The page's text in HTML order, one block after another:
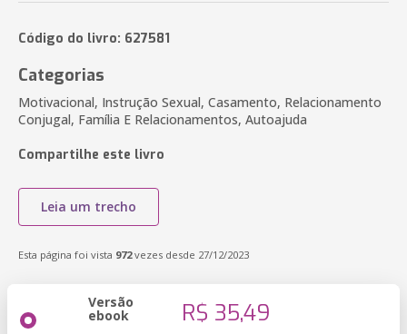
Código do livro: 627581
Categorias
Motivacional, Instrução Sexual, Casamento, Relacionamento
Conjugal, Família E Relacionamentos, Autoajuda
Compartilhe este livro
Leia um trecho
Esta página foi vista 972vezes desde 27/12/2023
Versão
ebook R$ 35,49